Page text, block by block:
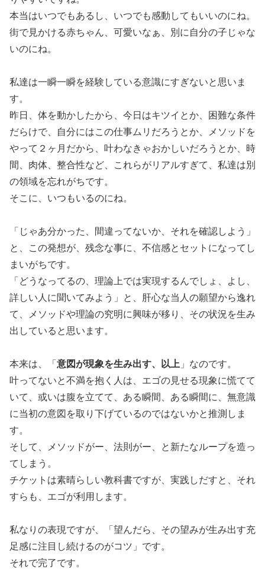
本当はいつでもあるし、いつでも感動してもいいのにね。
街で見かける赤ちゃん、可愛いなぁ、別に自分の子じゃな
いのにね。
私達は一瞬一瞬を経験している意識にすぎないと思いま
す。
昨日、体を動かしたから、今日はキツイとか、困難な条件
だらけで、自分にはこの仕事ムリだろうとか、メソッドを
やって２ヶ月だから、叶わなきゃおかしいだろうとか、時
間、肉体、整合性など、これらがリアルすぎて、私達は別
の領域を忘れがちです。
そこに、いつもいるのにね。
「じゃあ分かった、間違ってないか、それを確認しよう」
と、この発想が、残念な事に、不信感とセットになってし
まいがちです。
「どうなってるの、理論上では実現するんでしょ、よし、
詳しい人に聞いてみよう」と、肝心な当人の願望から逸れ
て、メソッドや理論の究明に興味が移り、その状況を生み
出していると思います。
本来は、「意図が現象を生み出す、以上 」なのです。
叶ってないと不満を抱く人は、エゴの見せる現象に慌てて
いて、或いは腹を立てて、ある瞬間、ある瞬間に、無意識
に当初の意図を取り下げているのではないかと推測しま
す。
そして、メソッドがー、法則がー、と新たなループを造っ
てしまう。
チケットは素晴らしい教科書ですが、実践しだすと、それ
すらも、エゴが利用します。
私なりの表現ですが、「望んだら、その望みが生み出す充
足感に注目し続けるのがコツ」です。
それで完了です。